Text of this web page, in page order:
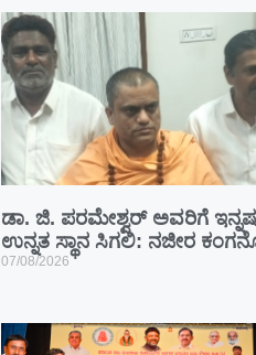
ಡಾ. ಜಿ. ಪರಮೇಶ್ವರ್ ಅವರಿಗೆ
ಉನ್ನತ ಸ್ಥಾನ ಸಿಗಲಿ: ನಜೀರ
07/08/2026